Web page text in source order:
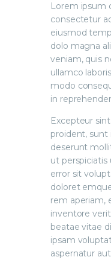
Lorem ipsum
consectetur
eiusmod
dolo magna
veniam, quis
ullamco
modo
in
Excepteur
proident, sunt
deserunt
ut
error sit
doloret
rem aperiam,
inventore
beatae vitae
ipsam
aspernatur